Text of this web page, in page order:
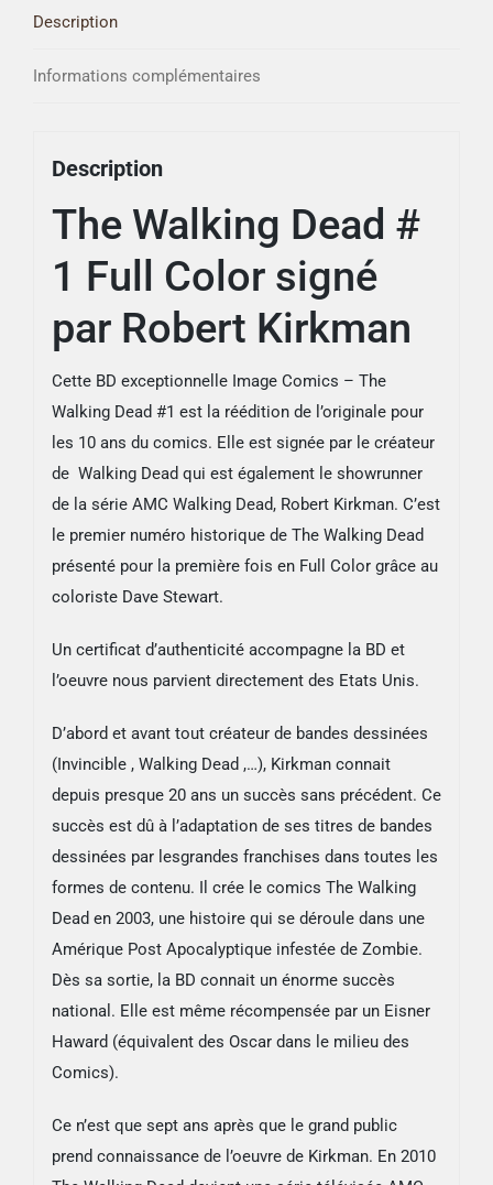
1
Color
Robert
Kirkman
Description
Informations complémentaires
Description
The Walking Dead #
1 Full Color signé
par Robert Kirkman
Cette BD exceptionnelle Image Comics – The
Walking Dead #1 est la réédition de l’originale pour
les 10 ans du comics. Elle est signée par le créateur
de Walking Dead qui est également le showrunner
de la série AMC Walking Dead, Robert Kirkman. C’est
le premier numéro historique de The Walking Dead
présenté pour la première fois en Full Color grâce au
coloriste Dave Stewart.
Un certificat d’authenticité accompagne la BD et
l’oeuvre nous parvient directement des Etats Unis.
D’abord et avant tout créateur de bandes dessinées
(Invincible , Walking Dead ,…), Kirkman connait
depuis presque 20 ans un succès sans précédent. Ce
succès est dû à l’adaptation de ses titres de bandes
dessinées par lesgrandes franchises dans toutes les
formes de contenu. Il crée le comics The Walking
Dead en 2003, une histoire qui se déroule dans une
Amérique Post Apocalyptique infestée de Zombie.
Dès sa sortie, la BD connait un énorme succès
national. Elle est même récompensée par un Eisner
Haward (équivalent des Oscar dans le milieu des
Comics).
Ce n’est que sept ans après que le grand public
prend connaissance de l’oeuvre de Kirkman. En 2010